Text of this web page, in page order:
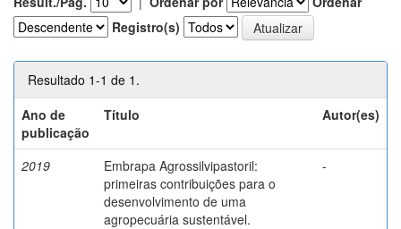
Registro(s)
Resultado 1-1 de 1.
Ano de
publicação
Título Autor(es)
2019
Embrapa Agrossilvipastoril:
primeiras contribuições para o
desenvolvimento de uma
agropecuária sustentável.
-